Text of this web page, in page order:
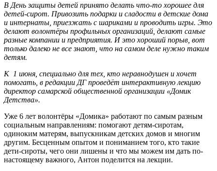
В День защиты детей принято делать что-то хорошее для
детей-сирот. Привозить подарки и сладости в детские дома
и интернаты, приезжать с шариками и проводить игры. Это
делают волонтёры профильных организаций, делают самые
разные компании и предприятия. И это хороший порыв, вот
только далеко не все знают, что на самом деле нужно таким
детям.
К 1 июня, специально для тех, кто неравнодушен и хочет
помогать, в редакции ДГ проведёт интерактивную лекцию
директор самарской общественной организации «Домик
Детства».
Уже 6 лет волонтёры «Домика» работают по самым разным
социальным направлениям: помогают детям-сиротам,
одиноким матерям, выпускникам детских домов и многим
другим. Бесценным опытом и пониманием того, кто такие
дети-сироты, чего они лишены и что мы можем им дать по-
настоящему важного, Антон поделится на лекции.